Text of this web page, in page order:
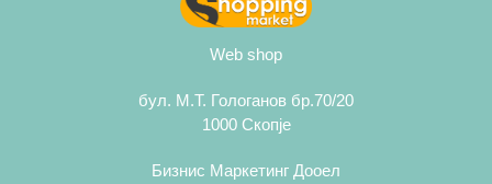
Web shop
бул. М.Т. Гологанов бр.70/20
1000 Скопје
Бизнис Маркетинг Дооел